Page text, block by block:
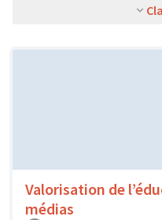
Valorisation de
médias